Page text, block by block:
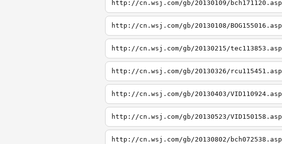
http://cn.wsj.com/gb/20130109/bch171120.asp
http://cn.wsj.com/gb/20130108/BOG155016.asp
http://cn.wsj.com/gb/20130215/tec113853.asp
http://cn.wsj.com/gb/20130326/rcu115451.asp
http://cn.wsj.com/gb/20130403/VID110924.asp
http://cn.wsj.com/gb/20130523/VID150158.asp
http://cn.wsj.com/gb/20130802/bch072538.asp